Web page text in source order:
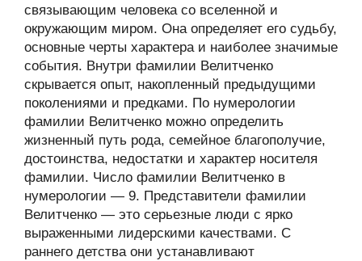
связывающим человека со вселенной и
окружающим миром. Она определяет его судьбу,
основные черты характера и наиболее значимые
события. Внутри фамилии Велитченко
скрывается опыт, накопленный предыдущими
поколениями и предками. По нумерологии
фамилии Велитченко можно определить
жизненный путь рода, семейное благополучие,
достоинства, недостатки и характер носителя
фамилии. Число фамилии Велитченко в
нумерологии — 9. Представители фамилии
Велитченко — это серьезные люди с ярко
выраженными лидерскими качествами. С
раннего детства они устанавливают